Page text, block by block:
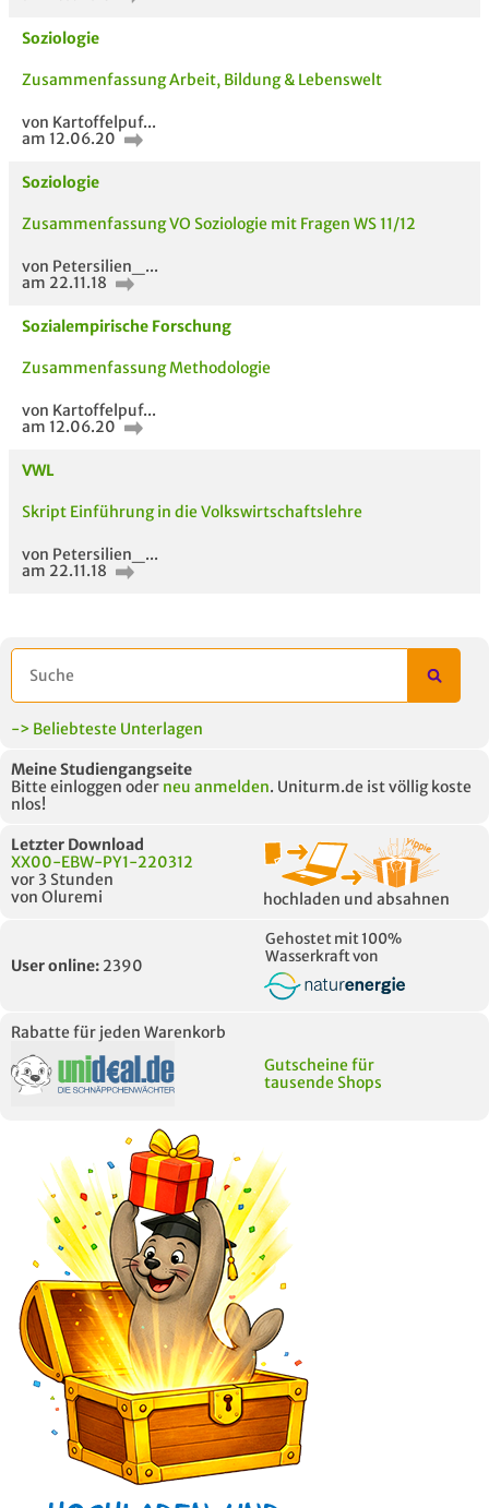
MODULE
Soziologie
Zusammenfassung Arbeit, Bildung & Lebenswelt
von Kartoffelpuf...
am 12.06.20
Soziologie
Zusammenfassung VO Soziologie mit Fragen WS 11/12
von Petersilien_...
am 22.11.18
Sozialempirische Forschung
Zusammenfassung Methodologie
von Kartoffelpuf...
am 12.06.20
VWL
Skript Einführung in die Volkswirtschaftslehre
von Petersilien_...
am 22.11.18
-> Beliebteste Unterlagen
Meine Studiengangseite
Bitte einloggen oder neu anmelden. Uniturm.de ist völlig koste
nlos!
Letzter Download
XX00-EBW-PY1-220312
vor 3 Stunden
von Oluremi
hochladen und absahnen
User online: 2390
Gehostet mit 100%
Wasserkraft von
Rabatte für jeden Warenkorb
Gutscheine für
tausende Shops